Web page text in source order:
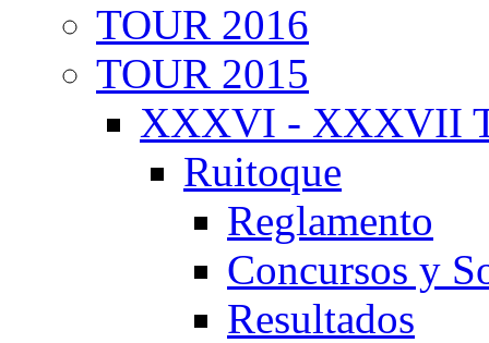
TOUR 2016
TOUR 2015
XXXVI - XXXVII
Ruitoque
Reglamento
Concursos y
Resultados